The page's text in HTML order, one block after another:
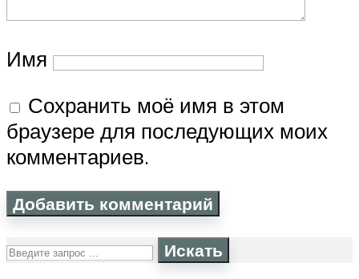
Имя
Сохранить моё имя в этом
браузере для последующих моих
комментариев.
Искать